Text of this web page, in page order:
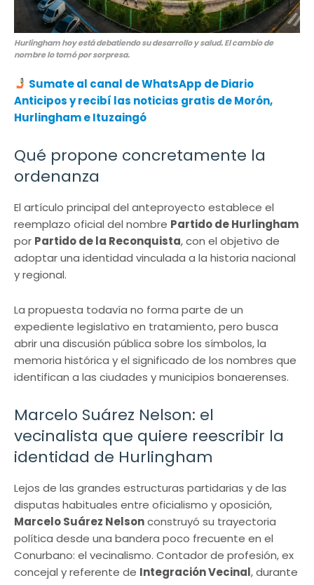
Hurlingham hoy está debatiendo su desarrollo y salud. El cambio de
nombre lo tomó por sorpresa.
Sumate al canal de WhatsApp de Diario
Anticipos y recibí las noticias gratis de Morón,
Hurlingham e Ituzaingó
Qué propone concretamente la
ordenanza
El artículo principal del anteproyecto establece el
reemplazo oficial del nombre Partido de Hurlingham
por Partido de la Reconquista, con el objetivo de
adoptar una identidad vinculada a la historia nacional
y regional.
La propuesta todavía no forma parte de un
expediente legislativo en tratamiento, pero busca
abrir una discusión pública sobre los símbolos, la
memoria histórica y el significado de los nombres que
identifican a las ciudades y municipios bonaerenses.
Marcelo Suárez Nelson: el
vecinalista que quiere reescribir la
identidad de Hurlingham
Lejos de las grandes estructuras partidarias y de las
disputas habituales entre oficialismo y oposición,
Marcelo Suárez Nelsonconstruyó su trayectoria
política desde una bandera poco frecuente en el
Conurbano: el vecinalismo. Contador de profesión, ex
concejal y referente de Integración Vecinal, durante